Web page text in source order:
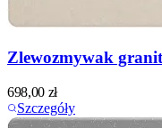
Zlewozmywak
698,00 zł
Szczegóły